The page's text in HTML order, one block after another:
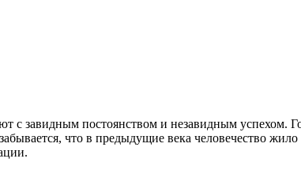
с завидным постоянством и незавидным успехом.
что в предыдущие века человечество